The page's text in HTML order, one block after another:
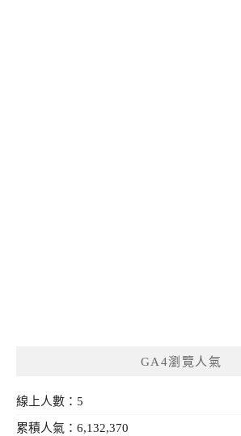
GA4瀏覽人氣
線上人數：5
累積人氣：6,132,370